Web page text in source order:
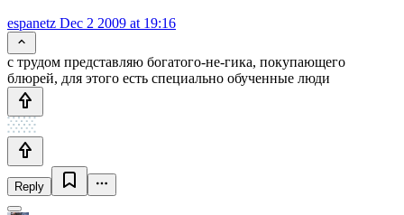
espanetz Dec 2 2009 at 19:16
с трудом представляю богатого-не-гика, покупающего
блюрей, для этого есть специально обученные люди
Reply